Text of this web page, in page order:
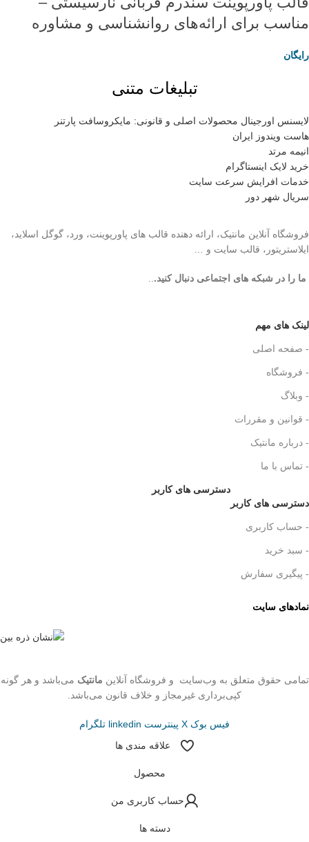
مناسب برای ارائه‌های روانشناسی و مشاوره
رایگان
تبلیغات متنی
لایسنس اورجینال محصولات اصلی و قانونی: مایکروسافت پارتنر
هاست ویندوز ایران
انیمه مرتد
خرید لایک اینستاگرام
خدمات افرایش سرعت سایت
سریال شهر دور
فروشگاه آنلاین مانتیک، ارائه دهنده قالب های پاورپوینت، ورد، گوگل اسلاید،
ایلاستریتور، قالب سایت و …
ما را در شبکه های اجتماعی دنبال کنید...
لینک های مهم
- صفحه اصلی
- فروشگاه
- وبلاگ
- قوانین و مقررات
- درباره مانتیک
- تماس با ما
دسترسی های کاربر
دسترسی های کاربر
- حساب کاربری
- سبد خرید
- پیگیری سفارش
نمادهای سایت
تمامی حقوق متعلق به وب‌سایت و فروشگاه‌ آنلاین مانتیک می‌باشد و هر گونه
کپی‌برداری غیرمجاز و خلاف قانون می‌باشد.
فیس بوک X پینترست linkedin تلگرام
علاقه مندی ها
محصول
حساب کاربری من
دسته ها